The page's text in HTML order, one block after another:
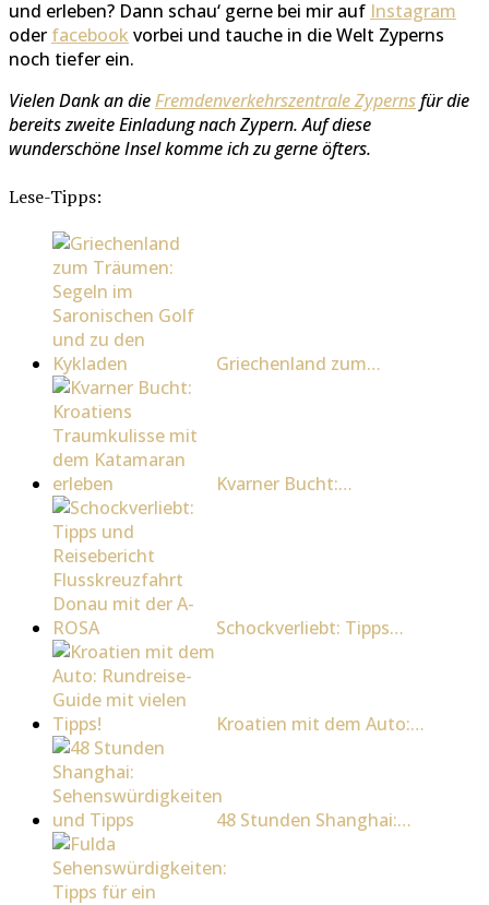
und erleben? Dann schau‘ gerne bei mir auf Instagram
oder facebook vorbei und tauche in die Welt Zyperns
noch tiefer ein.
Vielen Dank an dieFremdenverkehrszentrale Zypernsfür die
bereits zweite Einladung nach Zypern. Auf diese
wunderschöne Insel komme ich zu gerne öfters.
Lese-Tipps:
Griechenland zum…
Kvarner Bucht:…
Schockverliebt: Tipps…
Kroatien mit dem Auto:…
48 Stunden Shanghai:…